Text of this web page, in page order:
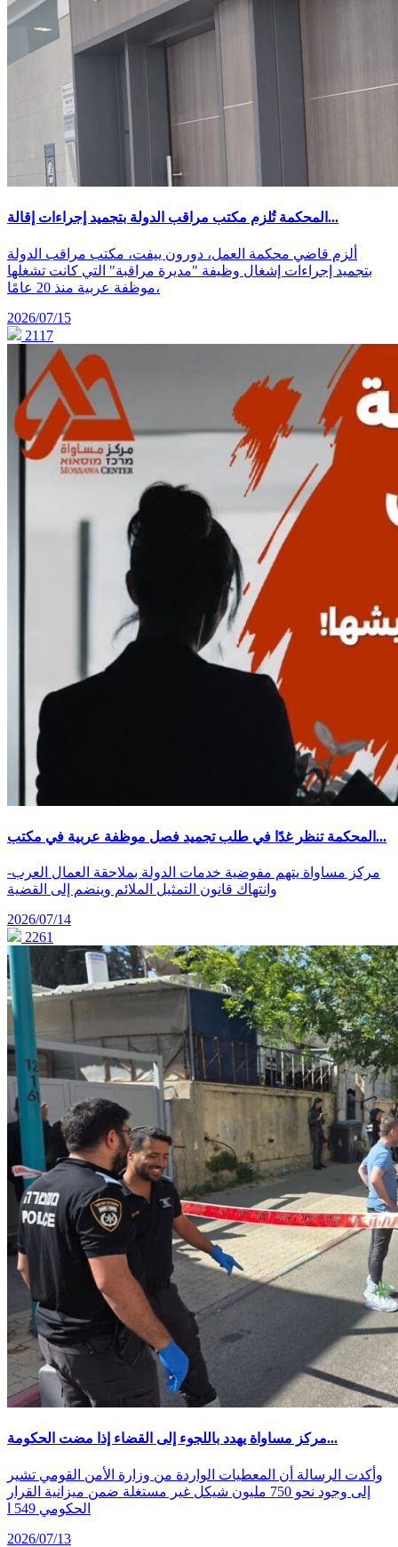
المحكمة تُلزم مكتب مراقب الدولة بتجميد إجراءات إقالة...
ألزم قاضي محكمة العمل، دورون ييفت، مكتب مراقب الدولة
بتجميد إجراءات إشغال وظيفة "مديرة مراقبة" التي كانت تشغلها
موظفة عربية منذ 20 عامًا،
2026/07/15
2117
المحكمة تنظر غدًا في طلب تجميد فصل موظفة عربية في مكتب...
-مركز مساواة يتهم مفوضية خدمات الدولة بملاحقة العمال العرب
وانتهاك قانون التمثيل الملائم وينضم إلى القضية
2026/07/14
2261
مركز مساواة يهدد باللجوء إلى القضاء إذا مضت الحكومة...
وأكدت الرسالة أن المعطيات الواردة من وزارة الأمن القومي تشير
إلى وجود نحو 750 مليون شيكل غير مستغلة ضمن ميزانية القرار
الحكومي 549 ا
2026/07/13